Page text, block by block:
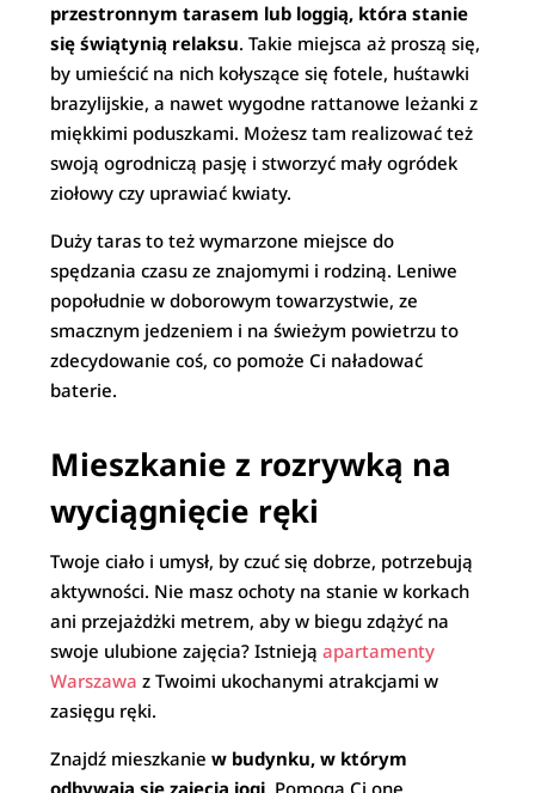
przestronnym tarasem lub loggią, która stanie
się świątynią relaksu. Takie miejsca aż proszą się,
by umieścić na nich kołyszące się fotele, huśtawki
brazylijskie, a nawet wygodne rattanowe leżanki z
miękkimi poduszkami. Możesz tam realizować też
swoją ogrodniczą pasję i stworzyć mały ogródek
ziołowy czy uprawiać kwiaty.
Duży taras to też wymarzone miejsce do
spędzania czasu ze znajomymi i rodziną. Leniwe
popołudnie w doborowym towarzystwie, ze
smacznym jedzeniem i na świeżym powietrzu to
zdecydowanie coś, co pomoże Ci naładować
baterie.
Mieszkanie z rozrywką na
wyciągnięcie ręki
Twoje ciało i umysł, by czuć się dobrze, potrzebują
aktywności. Nie masz ochoty na stanie w korkach
ani przejażdżki metrem, aby w biegu zdążyć na
swoje ulubione zajęcia? Istniejąapartamenty
Warszawa z Twoimi ukochanymi atrakcjami w
zasięgu ręki.
Znajdź mieszkaniew budynku, w którym
odbywają się zajęcia jogi. Pomogą Ci one